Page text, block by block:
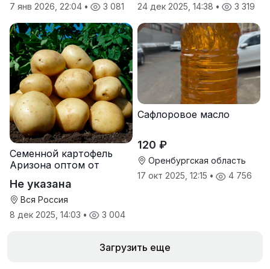
7 янв 2026, 22:04 • 3 081
24 дек 2025, 14:38 • 3 319
Семенной картофель
Аризона оптом от
Не указана
Вся Россия
8 дек 2025, 14:03 • 3 004
Сафлоровое масло
120 ₽
Оренбургская область
17 окт 2025, 12:15 • 4 756
Загрузить еще